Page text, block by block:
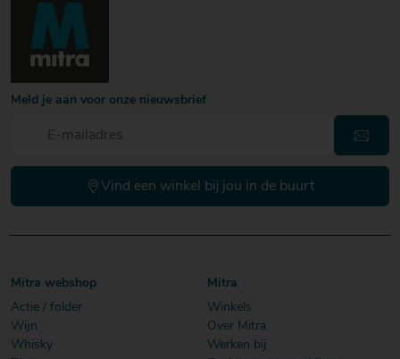
Meld je aan voor onze nieuwsbrief
Vind een winkel bij jou in de buurt
Mitra webshop
Actie / folder
Wijn
Whisky
Mitra
Winkels
Over Mitra
Werken bij